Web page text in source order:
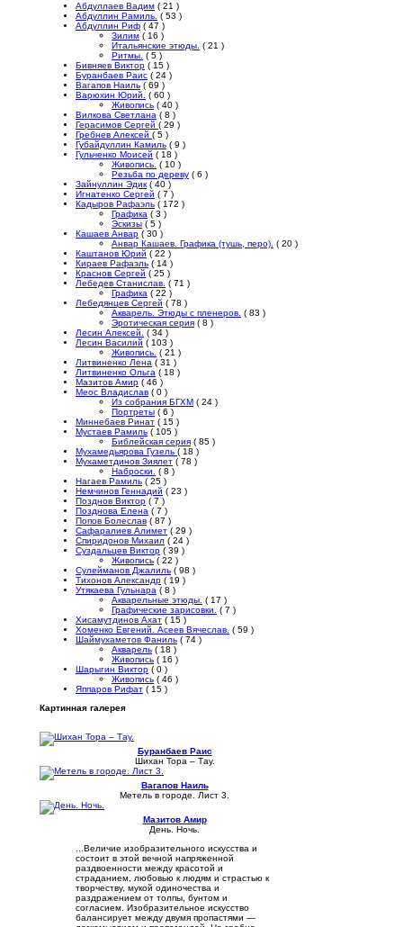
Абдуллаев Вадим ( 21 )
Абдуллин Рамиль. ( 53 )
Абдуллин Риф ( 47 )
Зилим ( 16 )
Итальянские этюды. ( 21 )
Ритмы. ( 5 )
Бивняев Виктор ( 15 )
Буранбаев Раис ( 24 )
Вагапов Наиль ( 69 )
Варюхин Юрий. ( 60 )
Живопись ( 40 )
Вилкова Светлана ( 8 )
Герасимов Сергей ( 29 )
Гребнев Алексей ( 5 )
Губайдуллин Камиль ( 9 )
Гульченко Моисей ( 18 )
Живопись. ( 10 )
Резьба по дереву ( 6 )
Зайнуллин Эдик ( 40 )
Игнатенко Сергей ( 7 )
Кадыров Рафаэль ( 172 )
Графика ( 3 )
Эскизы ( 5 )
Кашаев Анвар ( 30 )
Анвар Кашаев. Графика (тушь, перо). ( 20 )
Каштанов Юрий ( 22 )
Кираев Рафаэль ( 14 )
Краснов Сергей ( 25 )
Лебедев Станислав. ( 71 )
Графика ( 22 )
Лебедянцев Сергей ( 78 )
Акварель. Этюды с пленеров. ( 83 )
Эротическая серия ( 8 )
Лесин Алексей. ( 34 )
Лесин Василий ( 103 )
Живопись. ( 21 )
Литвиненко Лена ( 31 )
Литвиненко Ольга ( 18 )
Мазитов Амир ( 46 )
Меос Владислав ( 0 )
Из собрания БГХМ ( 24 )
Портреты ( 6 )
Миннебаев Ринат ( 15 )
Мустаев Рамиль ( 105 )
Библейская серия ( 85 )
Мухамедьярова Гузель ( 18 )
Мухаметдинов Зиялет ( 78 )
Наброски. ( 8 )
Нагаев Рамиль ( 25 )
Немчинов Геннадий ( 23 )
Позднов Виктор ( 7 )
Позднова Елена ( 7 )
Попов Болеслав ( 87 )
Сафаралиев Алимет ( 29 )
Спиридонов Михаил ( 24 )
Суздальцев Виктор ( 39 )
Живопись ( 22 )
Сулейманов Джалиль ( 98 )
Тихонов Александр ( 19 )
Утякаева Гульнара ( 8 )
Акварельные этюды. ( 17 )
Графические зарисовки. ( 7 )
Хисамутдинов Ахат ( 15 )
Хоменко Евгений. Асеев Вячеслав. ( 59 )
Шаймухаметов Фаниль ( 74 )
Акварель ( 18 )
Живопись ( 16 )
Шарыгин Виктор ( 0 )
Живопись ( 46 )
Яппаров Рифат ( 15 )
Картинная галерея
Буранбаев Раис
Шихан Тора – Тау.
Вагапов Наиль
Метель в городе. Лист 3.
Мазитов Амир
День. Ночь.
...Величие изобразительного искусства и
состоит в этой вечной напряженной
раздвоенности между красотой и
страданием, любовью к людям и страстью к
творчеству, мукой одиночества и
раздражением от толпы, бунтом и
согласием. Изобразительное искусство
балансирует между двумя пропастями —